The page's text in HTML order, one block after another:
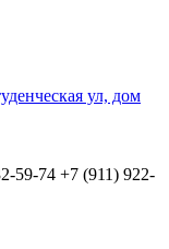
ул, дом
+7 (911) 922-